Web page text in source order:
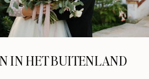
IN HET BUITENLAND